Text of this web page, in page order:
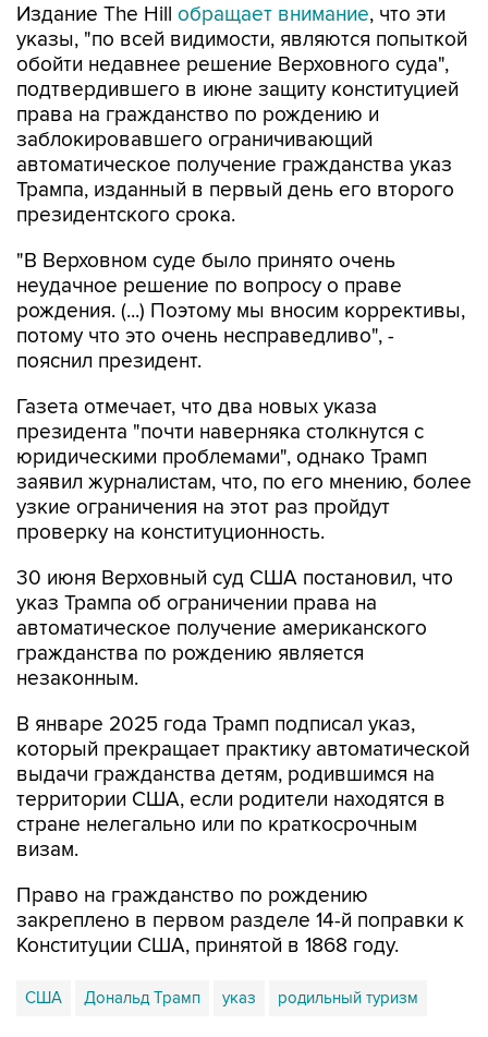
Издание The Hill обращает внимание, что эти
указы, "по всей видимости, являются попыткой
обойти недавнее решение Верховного суда",
подтвердившего в июне защиту конституцией
права на гражданство по рождению и
заблокировавшего ограничивающий
автоматическое получение гражданства указ
Трампа, изданный в первый день его второго
президентского срока.
"В Верховном суде было принято очень
неудачное решение по вопросу о праве
рождения. (...) Поэтому мы вносим коррективы,
потому что это очень несправедливо", -
пояснил президент.
Газета отмечает, что два новых указа
президента "почти наверняка столкнутся с
юридическими проблемами", однако Трамп
заявил журналистам, что, по его мнению, более
узкие ограничения на этот раз пройдут
проверку на конституционность.
30 июня Верховный суд США постановил, что
указ Трампа об ограничении права на
автоматическое получение американского
гражданства по рождению является
незаконным.
В январе 2025 года Трамп подписал указ,
который прекращает практику автоматической
выдачи гражданства детям, родившимся на
территории США, если родители находятся в
стране нелегально или по краткосрочным
визам.
Право на гражданство по рождению
закреплено в первом разделе 14-й поправки к
Конституции США, принятой в 1868 году.
США Дональд Трамп указ родильный туризм